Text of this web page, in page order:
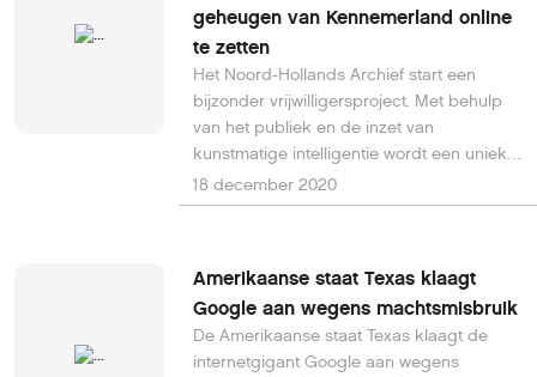
geheugen van Kennemerland online
te zetten
Het Noord-Hollands Archief start een
bijzonder vrijwilligersproject. Met behulp
van het publiek en de inzet van
kunstmatige intelligentie wordt een unieke
fotocollectie doorzoekbaar gemaakt. Het
gaat om de collectie van Fotopersbureau
18 december 2020
Amerikaanse staat Texas klaagt
Google aan wegens machtsmisbruik
De Amerikaanse staat Texas klaagt de
internetgigant Google aan wegens